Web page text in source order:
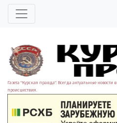
Газета "Курская правда". Всегда актуальные новости
происшествия.